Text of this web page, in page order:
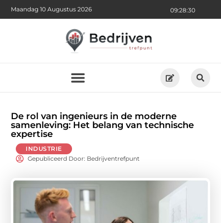
09:28:32
Maandag 10 Augustus 2026
De rol van ingenieurs in de moderne
samenleving: Het belang van technische
expertise
INDUSTRIE
Gepubliceerd Door: Bedrijventrefpunt